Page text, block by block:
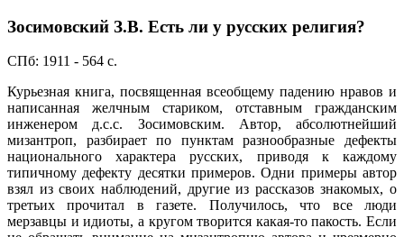
Зосимовский З.В. Есть ли у русских религия?
СПб: 1911 - 564 с.
Курьезная книга, посвященная всеобщему падению нравов и
написанная желчным стариком, отставным гражданским
инженером д.с.с. Зосимовским. Автор, абсолютнейший
мизантроп, разбирает по пунктам разнообразные дефекты
национального характера русских, приводя к каждому
типичному дефекту десятки примеров. Одни примеры автор
взял из своих наблюдений, другие из рассказов знакомых, о
третьих прочитал в газете. Получилось, что все люди
мерзавцы и идиоты, а кругом творится какая-то пакость. Если